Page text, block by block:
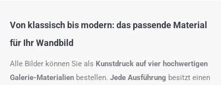
Von klassisch bis modern: das passende Material
für Ihr Wandbild
Alle Bilder können Sie als Kunstdruck auf vier hochwertigen
Galerie-Materialien bestellen. Jede Ausführung besitzt einen